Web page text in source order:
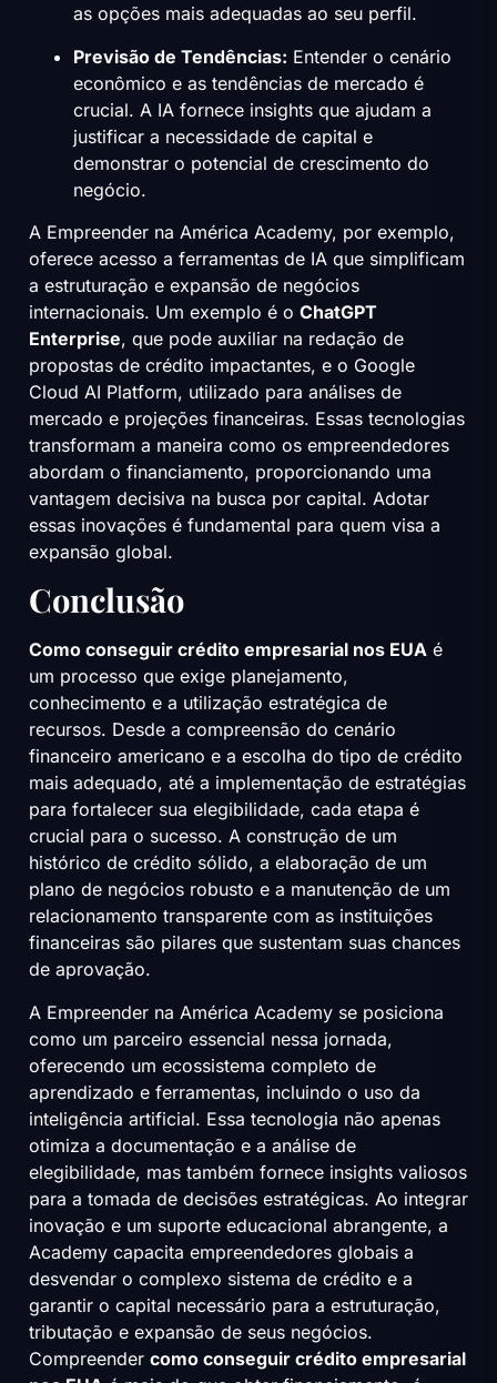
as opções mais adequadas ao seu perfil.
Previsão de Tendências: Entender o cenário
econômico e as tendências de mercado é
crucial. A IA fornece insights que ajudam a
justificar a necessidade de capital e
demonstrar o potencial de crescimento do
negócio.
A Empreender na América Academy, por exemplo,
oferece acesso a ferramentas de IA que simplificam
a estruturação e expansão de negócios
internacionais. Um exemplo é o ChatGPT
Enterprise, que pode auxiliar na redação de
propostas de crédito impactantes, e o Google
Cloud AI Platform, utilizado para análises de
mercado e projeções financeiras. Essas tecnologias
transformam a maneira como os empreendedores
abordam o financiamento, proporcionando uma
vantagem decisiva na busca por capital. Adotar
essas inovações é fundamental para quem visa a
expansão global.
Conclusão
Como conseguir crédito empresarial nos EUA é
um processo que exige planejamento,
conhecimento e a utilização estratégica de
recursos. Desde a compreensão do cenário
financeiro americano e a escolha do tipo de crédito
mais adequado, até a implementação de estratégias
para fortalecer sua elegibilidade, cada etapa é
crucial para o sucesso. A construção de um
histórico de crédito sólido, a elaboração de um
plano de negócios robusto e a manutenção de um
relacionamento transparente com as instituições
financeiras são pilares que sustentam suas chances
de aprovação.
A Empreender na América Academy se posiciona
como um parceiro essencial nessa jornada,
oferecendo um ecossistema completo de
aprendizado e ferramentas, incluindo o uso da
inteligência artificial. Essa tecnologia não apenas
otimiza a documentação e a análise de
elegibilidade, mas também fornece insights valiosos
para a tomada de decisões estratégicas. Ao integrar
inovação e um suporte educacional abrangente, a
Academy capacita empreendedores globais a
desvendar o complexo sistema de crédito e a
garantir o capital necessário para a estruturação,
tributação e expansão de seus negócios.
Compreender como conseguir crédito empresarial